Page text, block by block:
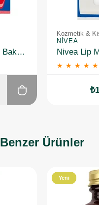
Nivea Bakım Yapan Dudak Bakım Kremi Straw Berry 4,8 gr
Kozmetik &
NIVEA
★ ★ ★ ★ ★
Benzer Ürünler
Yeni